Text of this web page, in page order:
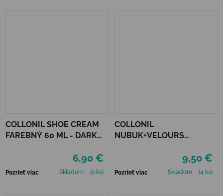
COLLONIL SHOE CREAM
FAREBNÝ 60 ML - DARK
6,90 €
Pozrieť viac Skladom (2 ks)
COLLONIL
NUBUK+VELOURS
9,50 €
Pozrieť viac Skladom (4 ks)